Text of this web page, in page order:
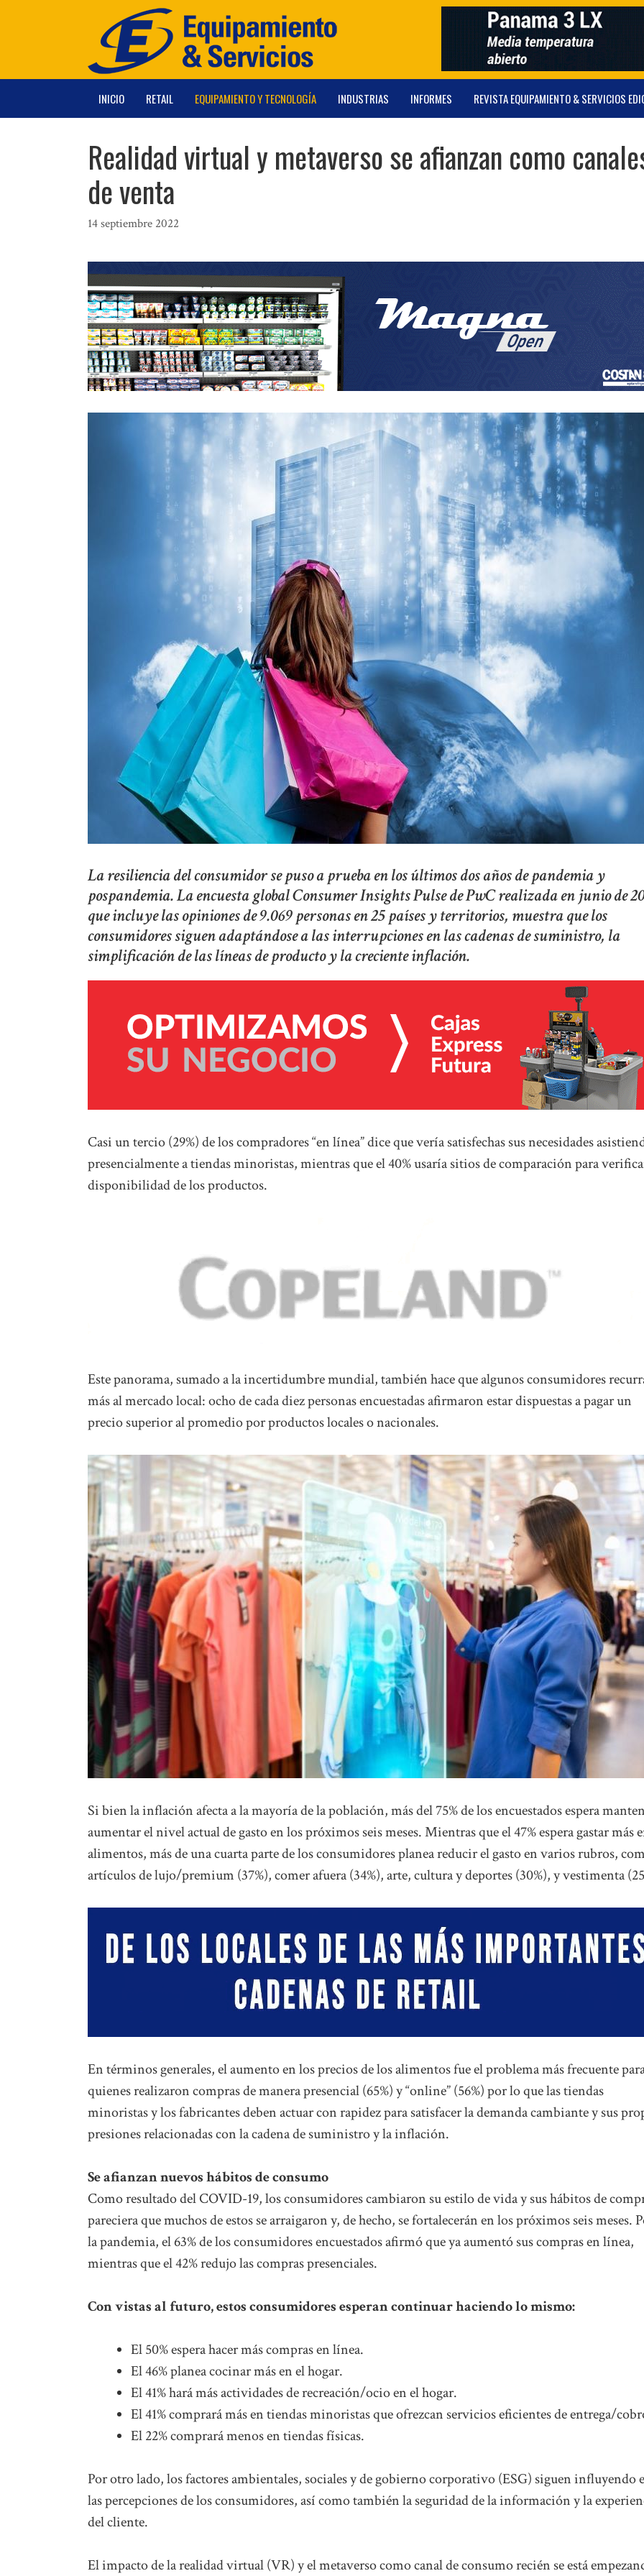
INICIO RETAIL EQUIPAMIENTO Y TECNOLOGÍA INDUSTRIAS INFORMES REVISTA EQUIPAMIENTO & SERVICIOS
Realidad virtual y metaverso se afianzan como
de venta
14 septiembre 2022
La resiliencia del consumidor se puso a prueba en los últimos dos años de pandemia y
pospandemia. La encuesta global Consumer Insights Pulse de PwC realizada en junio de
que incluye las opiniones de 9.069 personas en 25 países y territorios, muestra que los
consumidores siguen adaptándose a las interrupciones en las cadenas de suministro, la
simplificación de las líneas de producto y la creciente inflación.
Casi un tercio (29%) de los compradores “en línea” dice que vería satisfechas sus necesidades
presencialmente a tiendas minoristas, mientras que el 40% usaría sitios de comparación para
disponibilidad de los productos.
Este panorama, sumado a la incertidumbre mundial, también hace que algunos consumidores
más al mercado local: ocho de cada diez personas encuestadas afirmaron estar dispuestas a pagar un
precio superior al promedio por productos locales o nacionales.
Si bien la inflación afecta a la mayoría de la población, más del 75% de los encuestados espera
aumentar el nivel actual de gasto en los próximos seis meses. Mientras que el 47% espera gastar más
alimentos, más de una cuarta parte de los consumidores planea reducir el gasto en varios rubros,
artículos de lujo/premium (37%), comer afuera (34%), arte, cultura y deportes (30%), y vestimenta
En términos generales, el aumento en los precios de los alimentos fue el problema más frecuente
quienes realizaron compras de manera presencial (65%) y “online” (56%) por lo que las tiendas
minoristas y los fabricantes deben actuar con rapidez para satisfacer la demanda cambiante y sus
presiones relacionadas con la cadena de suministro y la inflación.
Se afianzan nuevos hábitos de consumo
Como resultado del COVID-19, los consumidores cambiaron su estilo de vida y sus hábitos de
pareciera que muchos de estos se arraigaron y, de hecho, se fortalecerán en los próximos seis meses.
la pandemia, el 63% de los consumidores encuestados afirmó que ya aumentó sus compras en línea,
mientras que el 42% redujo las compras presenciales.
Con vistas al futuro, estos consumidores esperan continuar haciendo lo mismo:
El 50% espera hacer más compras en línea.
El 46% planea cocinar más en el hogar.
El 41% hará más actividades de recreación/ocio en el hogar.
El 41% comprará más en tiendas minoristas que ofrezcan servicios eficientes de entrega/
El 22% comprará menos en tiendas físicas.
Por otro lado, los factores ambientales, sociales y de gobierno corporativo (ESG) siguen influyendo
las percepciones de los consumidores, así como también la seguridad de la información y la
del cliente.
El impacto de la realidad virtual (VR) y el metaverso como canal de consumo recién se está